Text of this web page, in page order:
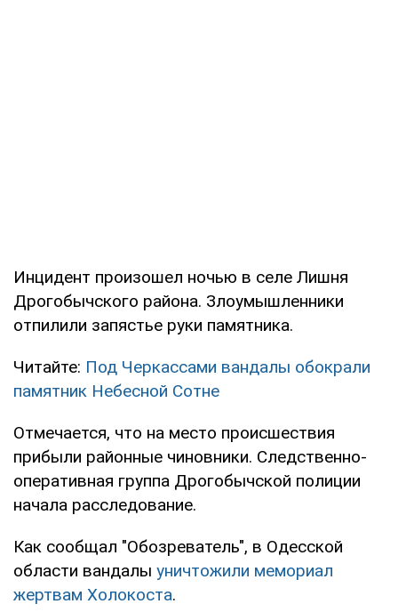
Инцидент произошел ночью в селе Лишня
Дрогобычского района. Злоумышленники
отпилили запястье руки памятника.
Читайте: Под Черкассами вандалы обокрали
памятник Небесной Сотне
Отмечается, что на место происшествия
прибыли районные чиновники. Следственно-
оперативная группа Дрогобычской полиции
начала расследование.
Как сообщал "Обозреватель", в Одесской
области вандалы уничтожили мемориал
жертвам Холокоста.